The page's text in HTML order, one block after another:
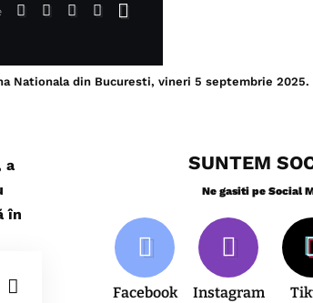
Nationala din Bucuresti, vineri 5 septembrie 2025.
a
în
SUNTEM
Ne gasiti pe Social
Facebook Instagram